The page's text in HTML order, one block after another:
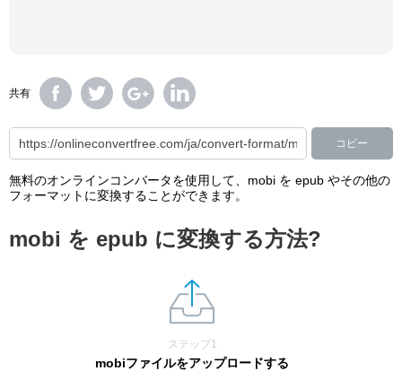
共有
コピー
無料のオンラインコンバータを使用して、mobi を epub やその他の
フォーマットに変換することができます。
mobi を epub に変換する方法?
ステップ1
mobiファイルをアップロードする